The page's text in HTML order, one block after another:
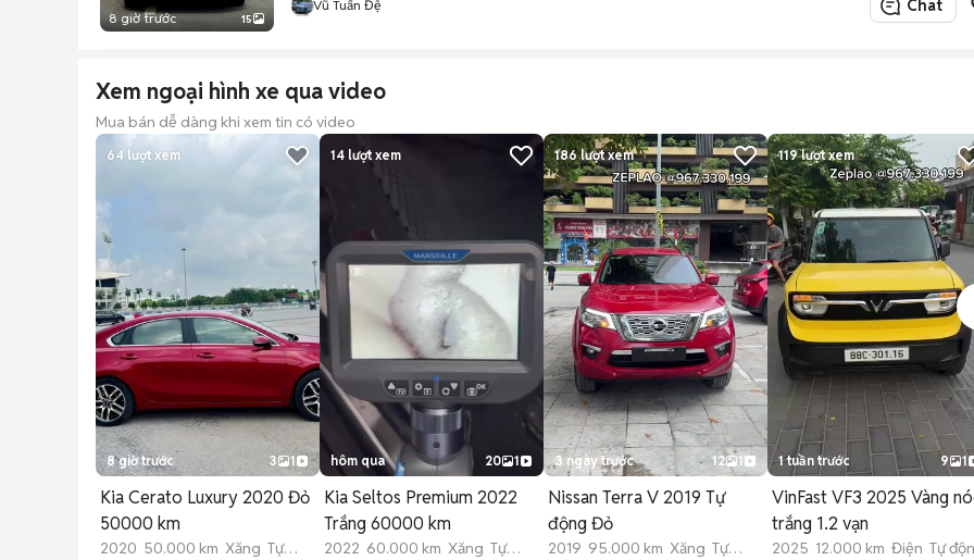
8 giờ trước 15
Vũ Tuấn Đệ Chat
Xem ngoại hình xe qua video
Mua bán dễ dàng khi xem tin có video
64lượt xem
8 giờ trước 3 1
Kia Cerato Luxury 2020 Đỏ
50000 km
2020 50.000 km Xăng Tự
14 lượt xem
hôm qua 20 1
Kia Seltos Premium 2022
Trắng 60000 km
2022 60.000 km Xăng Tự
186lượt xem
3 ngày trước 12 1
Nissan Terra V 2019 Tự
động Đỏ
2019 95.000 km Xăng Tự
119lượt xem
1 tuần trước 9 1
VinFast VF3 2025 Vàng
trắng 1.2 vạn
2025 12.000 km Điện Tự